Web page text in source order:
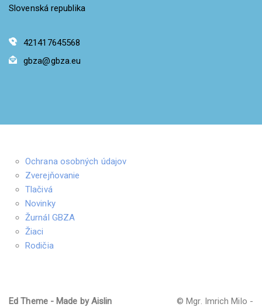
Slovenská republika
421417645568
gbza@gbza.eu
Ochrana osobných údajov
Zverejňovanie
Tlačivá
Novinky
Žurnál GBZA
Žiaci
Rodičia
Ed Theme - Made by Aislin © Mgr. Imrich Milo -